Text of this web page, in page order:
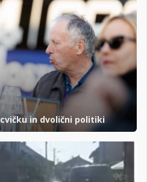
in dvolični politiki